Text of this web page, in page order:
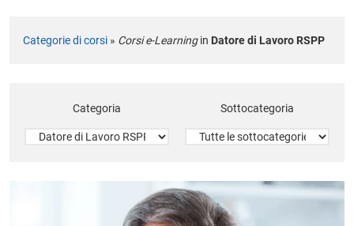
Categorie di corsi » Corsi e-Learningin Datore di Lavoro RSPP
Categoria Sottocategoria